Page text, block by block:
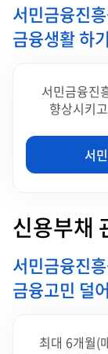
서민금융진
금융생활 하
서민금융진
향상시키
서
신용부채
서민금융진
금융고민 덜
최대 6개월(